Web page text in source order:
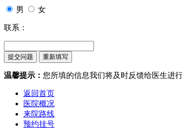
男 女
联系：
温馨提示： 您所填的信息我们将及时反馈给医生进
返回首页
医院概况
来院路线
预约挂号